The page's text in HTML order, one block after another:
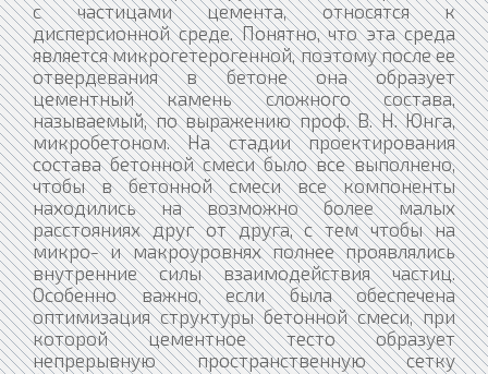
с частицами цемента, относятся к
дисперсионной среде. Понятно, что эта среда
является микрогетерогенной, поэтому после ее
отвердевания в бетоне она образует
цементный камень сложного состава,
называемый, по выражению проф. В. Н. Юнга,
микробетоном. На стадии проектирования
состава бетонной смеси было все выполнено,
чтобы в бетонной смеси все компоненты
находились на возможно более малых
расстояниях друг от друга, с тем чтобы на
микро- и макроуровнях полнее проявлялись
внутренние силы взаимодействия частиц.
Особенно важно, если была обеспечена
оптимизация структуры бетонной смеси, при
которой цементное тесто образует
непрерывную пространственную сетку